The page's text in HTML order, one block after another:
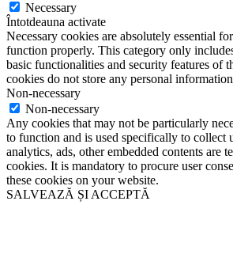
Necessary
Întotdeauna activate
Necessary cookies are absolutely essential
function properly. This category only
basic functionalities and security features of
cookies do not store any personal
Non-necessary
Non-necessary
Any cookies that may not be particularly
to function and is used specifically to collect
analytics, ads, other embedded contents are
cookies. It is mandatory to procure user
these cookies on your website.
SALVEAZĂ ȘI ACCEPTĂ